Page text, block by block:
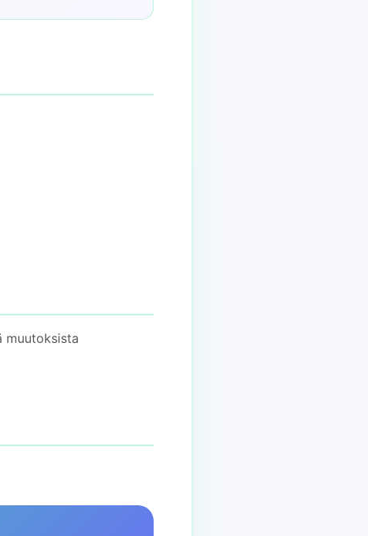
muutoksista